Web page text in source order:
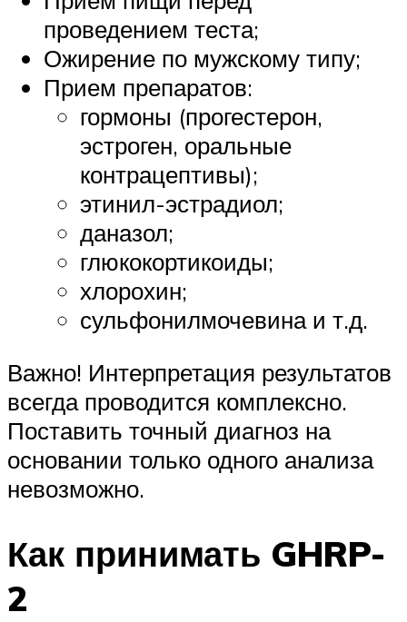
проведением теста;
Ожирение по мужскому типу;
Прием препаратов:
гормоны (прогестерон,
эстроген, оральные
контрацептивы);
этинил-эстрадиол;
даназол;
глюкокортикоиды;
хлорохин;
сульфонилмочевина и т.д.
Важно! Интерпретация результатов
всегда проводится комплексно.
Поставить точный диагноз на
основании только одного анализа
невозможно.
Как принимать GHRP-
2